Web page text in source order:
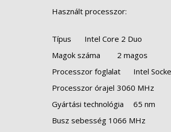
Használt processzor:
Típus
Intel Core 2 Duo
Magok száma
2 magos
Processzor foglalat
Intel
Processzor órajel 3060 MHz
Gyártási technológia
65 nm
Busz sebesség 1066 MHz